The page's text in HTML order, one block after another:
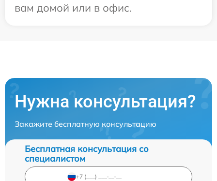
вам домой или в офис.
Нужна консультация?
Закажите бесплатную консультацию
Бесплатная консультация со
специалистом